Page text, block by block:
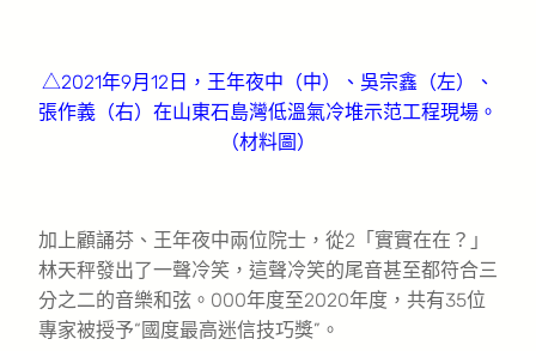
△2021年9月12日，王年夜中（中）、吳宗鑫（左）、
張作義（右）在山東石島灣低溫氣冷堆示范工程現場。
（材料圖）
加上顧誦芬、王年夜中兩位院士，從2「實實在在？」
林天秤發出了一聲冷笑，這聲冷笑的尾音甚至都符合三
分之二的音樂和弦。000年度至2020年度，共有35位
專家被授予“國度最高迷信技巧獎”。